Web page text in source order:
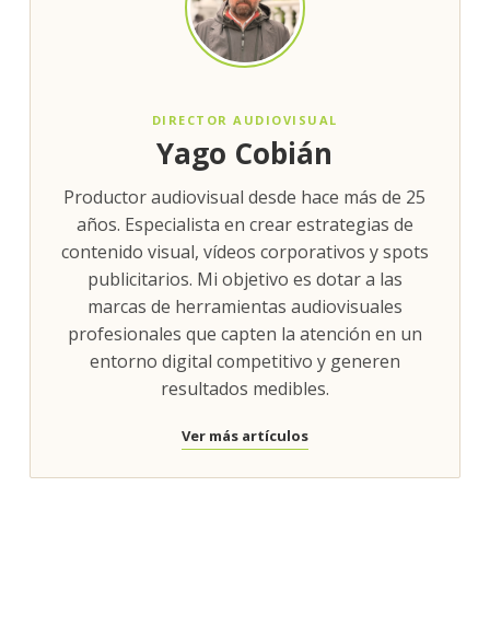
DIRECTOR AUDIOVISUAL
Yago Cobián
Productor audiovisual desde hace más de 25
años. Especialista en crear estrategias de
contenido visual, vídeos corporativos y spots
publicitarios. Mi objetivo es dotar a las
marcas de herramientas audiovisuales
profesionales que capten la atención en un
entorno digital competitivo y generen
resultados medibles.
Ver más artículos